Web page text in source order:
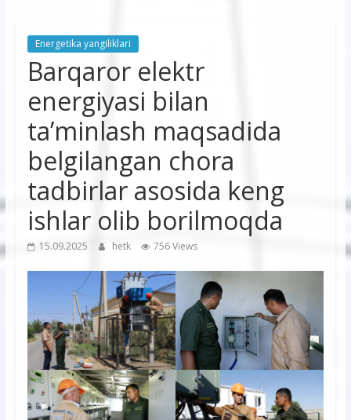
korxonasi”
Energetika yangiliklari
Barqaror elektr
energiyasi bilan
ta’minlash maqsadida
belgilangan chora
tadbirlar asosida keng
ishlar olib borilmoqda
15.09.2025 hetk 756 Views